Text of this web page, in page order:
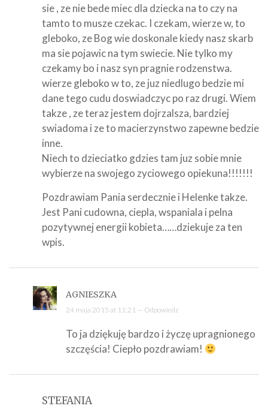
sie , ze nie bede miec dla dziecka na to czy na
tamto to musze czekac. I czekam, wierze w, to
gleboko, ze Bog wie doskonale kiedy nasz skarb
ma sie pojawic na tym swiecie. Nie tylko my
czekamy bo i nasz syn pragnie rodzenstwa.
wierze gleboko w to, ze juz niedlugo bedzie mi
dane tego cudu doswiadczyc po raz drugi. Wiem
takze , ze teraz jestem dojrzalsza, bardziej
swiadoma i ze to macierzynstwo zapewne bedzie
inne.
Niech to dzieciatko gdzies tam juz sobie mnie
wybierze na swojego zyciowego opiekuna!!!!!!!
Pozdrawiam Pania serdecznie i Helenke takze.
Jest Pani cudowna, ciepla, wspaniala i pelna
pozytywnej energii kobieta……dziekuje za ten
wpis.
AGNIESZKA
24 maja 2015 at 11:21 — Odpowiedz
To ja dziękuję bardzo i życzę upragnionego
szczęścia! Ciepło pozdrawiam!
STEFANIA